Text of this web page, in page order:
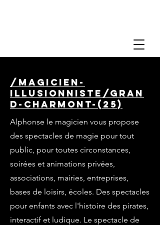
/magicien-
illusionniste/gran
d-charmont-(25)
Alphonse le magicien vous propose
des spectacles de magie pour tout
public, pour toutes circonstances,
soirées et animations privées,
associations, mairies, entreprises,
bases de loisirs, écoles. Des spectacles
pour enfants avec l'histoire des pirates,
interactif et ludique. Le spectacle de